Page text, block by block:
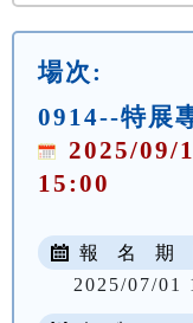
場次:
0914--特展
2025/09/
15:00
報 名 期
2025/07/01